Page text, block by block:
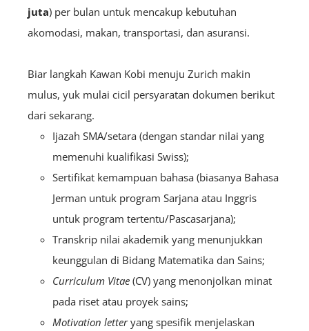
juta) per bulan untuk mencakup kebutuhan
akomodasi, makan, transportasi, dan asuransi.
Biar langkah Kawan Kobi menuju Zurich makin
mulus, yuk mulai cicil persyaratan dokumen berikut
dari sekarang.
Ijazah SMA/setara (dengan standar nilai yang
memenuhi kualifikasi Swiss);
Sertifikat kemampuan bahasa (biasanya Bahasa
Jerman untuk program Sarjana atau Inggris
untuk program tertentu/Pascasarjana);
Transkrip nilai akademik yang menunjukkan
keunggulan di Bidang Matematika dan Sains;
Curriculum Vitae (CV) yang menonjolkan minat
pada riset atau proyek sains;
Motivation letteryang spesifik menjelaskan